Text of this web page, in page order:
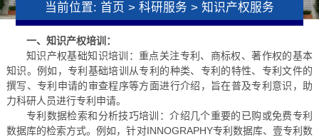
当前位置: 首页 > 科研服务 > 知识产权服务
一、知识产权培训：
知识产权基础知识培训：重点关注专利、商标权、著作权的基本
知识。例如，专利基础培训从专利的种类、专利的特性、专利文件的
撰写、专利申请的审查程序等方面进行介绍，旨在普及专利意识，助
力科研人员进行专利申请。
专利数据检索和分析技巧培训：介绍几个重要的已购或免费专利
数据库的检索方式。例如，针对INNOGRAPHY专利数据库、壹专利数